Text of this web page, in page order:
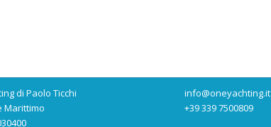
di Paolo Ticchi
Marittimo
info@oneyachting.it
+39 339 7500809